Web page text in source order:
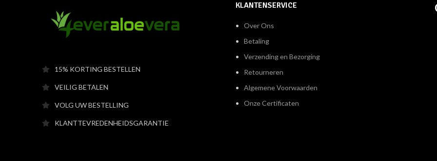
15% KORTING BESTELLEN
VEILIG BETALEN
VOLG UW BESTELLING
KLANTTEVREDENHEIDSGARANTIE
KLANTENSERVICE
Over Ons
Betaling
Verzending en Bezorging
Retourneren
Algemene Voorwaarden
Onze Certificaten